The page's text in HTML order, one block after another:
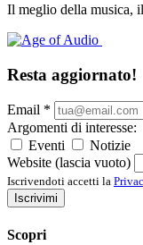
Il meglio della musica,
Resta aggiornato!
Email *
Argomenti di interesse:
Eventi
Notizie
Website (lascia vuoto)
Iscrivendoti accetti la
Iscrivimi
Scopri